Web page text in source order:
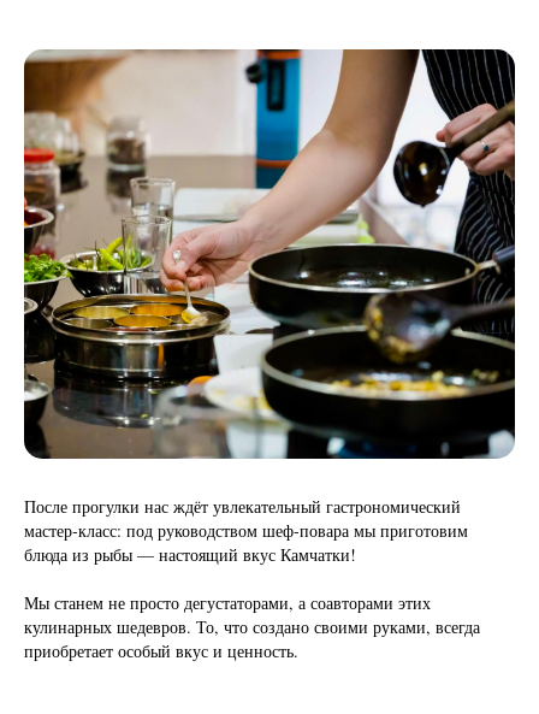
После прогулки нас ждёт увлекательный гастрономический
мастер‑класс: под руководством шеф‑повара мы приготовим
блюда из рыбы — настоящий вкус Камчатки!
Мы станем не просто дегустаторами, а соавторами этих
кулинарных шедевров. То, что создано своими руками, всегда
приобретает особый вкус и ценность.